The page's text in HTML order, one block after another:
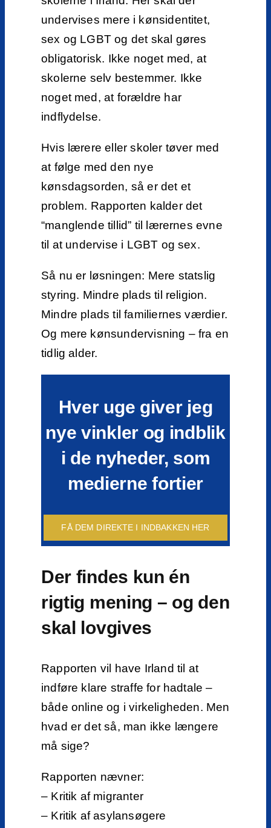
undervises mere i kønsidentitet,
sex og LGBT og det skal gøres
obligatorisk. Ikke noget med, at
skolerne selv bestemmer. Ikke
noget med, at forældre har
indflydelse.
Hvis lærere eller skoler tøver med
at følge med den nye
kønsdagsorden, så er det et
problem. Rapporten kalder det
“manglende tillid” til lærernes evne
til at undervise i LGBT og sex.
Så nu er løsningen: Mere statslig
styring. Mindre plads til religion.
Mindre plads til familiernes værdier.
Og mere kønsundervisning – fra en
tidlig alder.
Hver uge giver jeg
nye vinkler og indblik
i de nyheder, som
medierne fortier
FÅ DEM DIREKTE I INDBAKKEN HER
Der findes kun én
rigtig mening – og den
skal lovgives
Rapporten vil have Irland til at
indføre klare straffe for hadtale –
både online og i virkeligheden. Men
hvad er det så, man ikke længere
må sige?
Rapporten nævner:
– Kritik af migranter
– Kritik af asylansøgere